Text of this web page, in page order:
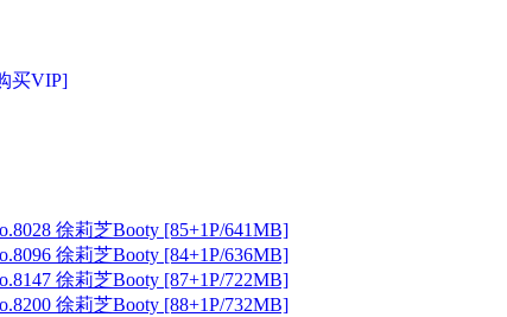
买VIP]
徐莉芝Booty [85+1P/641MB]
徐莉芝Booty [84+1P/636MB]
徐莉芝Booty [87+1P/722MB]
徐莉芝Booty [88+1P/732MB]